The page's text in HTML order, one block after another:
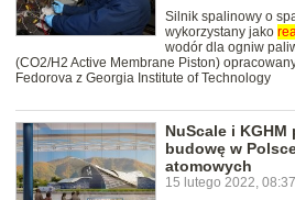
Silnik spalinowy o
wykorzystany jako
wodór dla ogniw
(CO2/H2 Active Membrane Piston)
Fedorova z Georgia Institute of Technology
NuScale i KGHM
budowę w
atomowych
15 lutego 2022, 08:37